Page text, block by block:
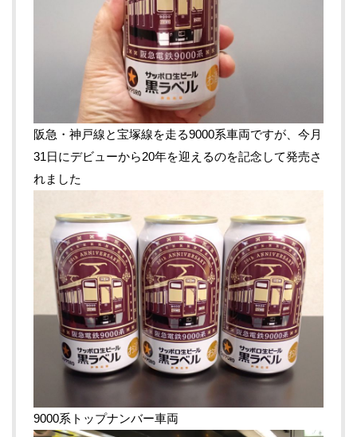
阪急・神戸線と宝塚線を走る9000系車両ですが、今月
31日にデビューから20年を迎えるのを記念して発売さ
れました
9000系トップナンバー車両